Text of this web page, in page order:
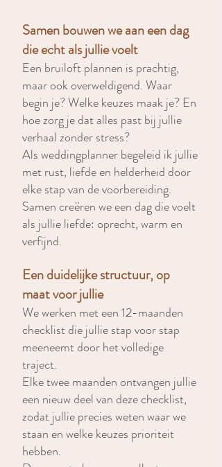
Samen bouwen we aan een dag
die echt als jullie voelt
Een bruiloft plannen is prachtig,
maar ook overweldigend. Waar
begin je? Welke keuzes maak je? En
hoe zorg je dat alles past bij jullie
verhaal zonder stress?
Als weddingplanner begeleid ik jullie
met rust, liefde en helderheid door
elke stap van de voorbereiding.
Samen creëren we een dag die voelt
als jullie liefde: oprecht, warm en
verfijnd.
Een duidelijke structuur, op
maat voor jullie
We werken met een 12-maanden
checklist die jullie stap voor stap
meeneemt door het volledige
traject.
Elke twee maanden ontvangen jullie
een nieuw deel van deze checklist,
zodat jullie precies weten waar we
staan en welke keuzes prioriteit
hebben.